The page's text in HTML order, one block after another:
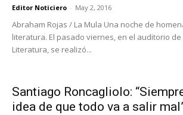
Editor Noticiero - May 2, 2016
Abraham Rojas / La Mula Una noche de
literatura. El pasado viernes, en el auditorio de
Literatura, se realizó...
Santiago Roncagliolo:
idea de que todo va a salir